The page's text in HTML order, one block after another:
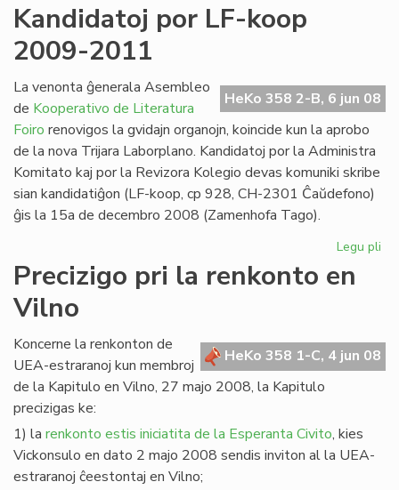
Kandidatoj por LF-koop
2009-2011
HeKo 358 2-B, 6 jun 08
La venonta ĝenerala Asembleo
de Kooperativo de Literatura
Foiro renovigos la gvidajn organojn, koincide kun la aprobo
de la nova Trijara Laborplano. Kandidatoj por la Administra
Komitato kaj por la Revizora Kolegio devas komuniki skribe
sian kandidatiĝon (LF-koop, cp 928, CH-2301 Ĉaŭdefono)
ĝis la 15a de decembro 2008 (Zamenhofa Tago).
Legu pli
Precizigo pri la renkonto en
Vilno
HeKo 358 1-C, 4 jun 08
Koncerne la renkonton de
UEA-estraranoj kun membroj
de la Kapitulo en Vilno, 27 majo 2008, la Kapitulo
precizigas ke:
1) la renkonto estis iniciatita de la Esperanta Civito, kies
Vickonsulo en dato 2 majo 2008 sendis inviton al la UEA-
estraranoj ĉeestontaj en Vilno;